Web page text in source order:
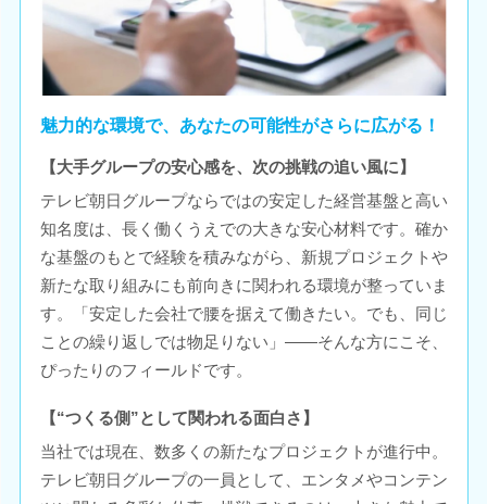
魅力的な環境で、あなたの可能性がさらに広がる！
【大手グループの安心感を、次の挑戦の追い風に】
テレビ朝日グループならではの安定した経営基盤と高い
知名度は、長く働くうえでの大きな安心材料です。確か
な基盤のもとで経験を積みながら、新規プロジェクトや
新たな取り組みにも前向きに関われる環境が整っていま
す。「安定した会社で腰を据えて働きたい。でも、同じ
ことの繰り返しでは物足りない」――そんな方にこそ、
ぴったりのフィールドです。
【“つくる側”として関われる面白さ】
当社では現在、数多くの新たなプロジェクトが進行中。
テレビ朝日グループの一員として、エンタメやコンテン